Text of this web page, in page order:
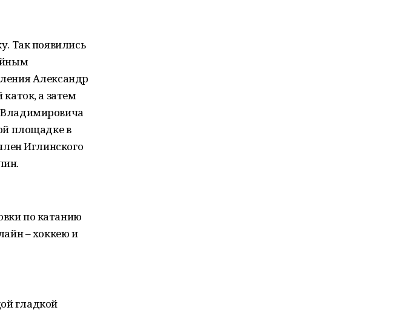
Так появились
Александр
а затем
Владимировича
площадке в
Иглинского
по катанию
– хоккею и
гладкой